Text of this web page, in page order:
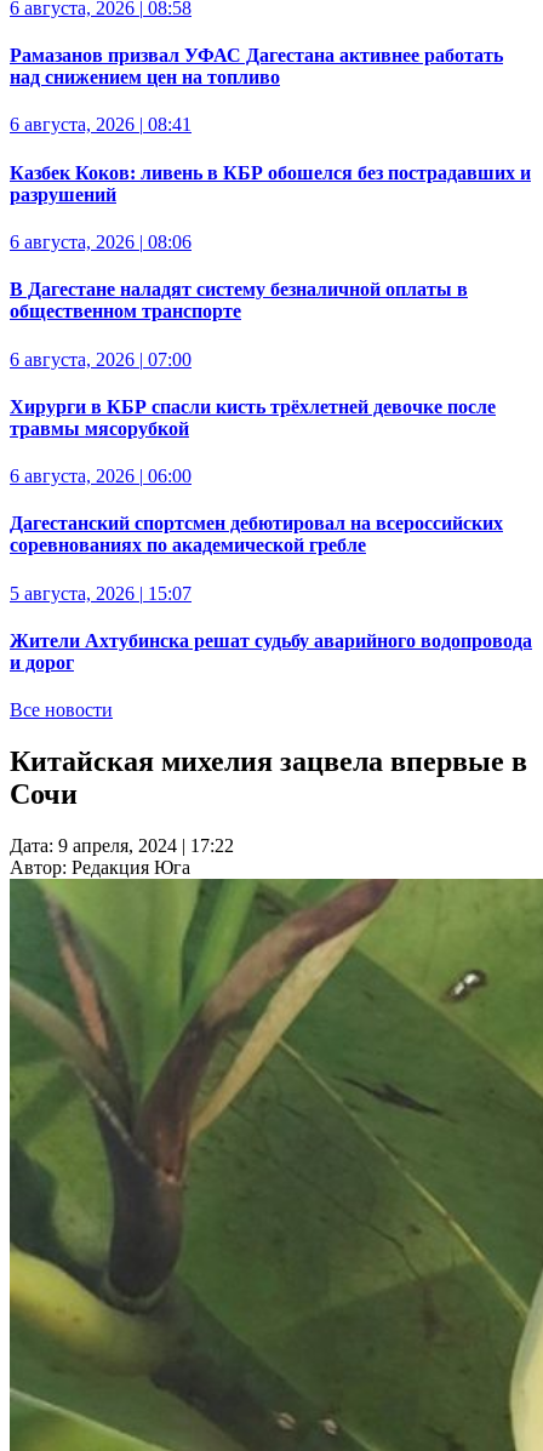
6 августа, 2026 | 08:58
Рамазанов призвал УФАС Дагестана активнее работать
над снижением цен на топливо
6 августа, 2026 08:41
Казбек Коков: ливень в КБР обошелся без пострадавших и
разрушений
6 августа, 2026 | 08:06
В Дагестане наладят систему безналичной оплаты в
общественном транспорте
6 августа, 2026 | 07:00
Хирурги в КБР спасли кисть трёхлетней девочке после
травмы мясорубкой
6 августа, 2026 | 06:00
Дагестанский спортсмен дебютировал на всероссийских
соревнованиях по академической гребле
5 августа, 2026 | 15:07
Жители Ахтубинска решат судьбу аварийного водопровода
и дорог
Все новости
Китайская михелия зацвела впервые в
Сочи
Дата: 9 апреля, 2024 | 17:22
Автор: Редакция Юга